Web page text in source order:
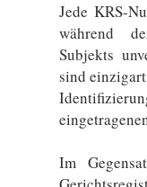
Jede KRS-
während
Subjekts
sind
Im